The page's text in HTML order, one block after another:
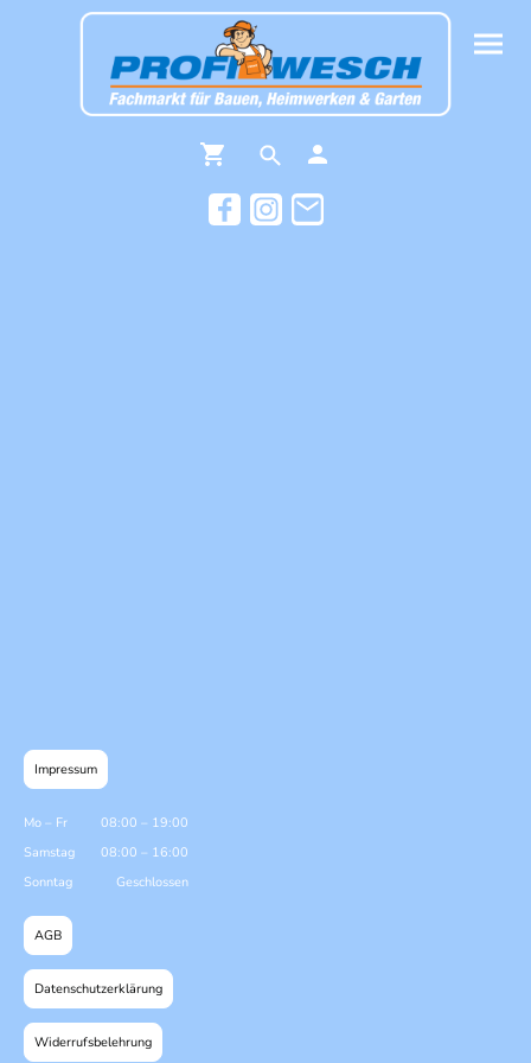
Impressum
Mo – Fr 08:00 – 19:00
Samstag
08:00 – 16:00
Sonntag
Geschlossen
AGB
Datenschutzerklärung
Widerrufsbelehrung